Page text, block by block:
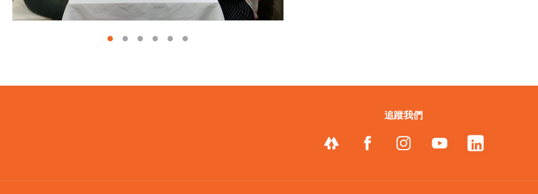
追蹤我們